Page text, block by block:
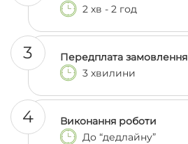
2 хв - 2 год
3
Передплата замовлення
3 хвилини
4
Виконання роботи
До “дедлайну”